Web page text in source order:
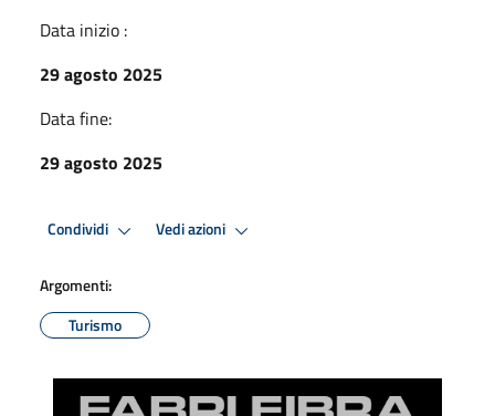
Data inizio :
29 agosto 2025
Data fine:
29 agosto 2025
Condividi Vedi azioni
Argomenti:
Turismo